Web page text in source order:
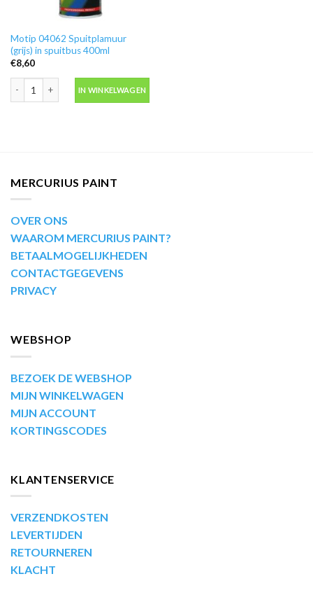
Motip 04062 Spuitplamuur
(grijs) in spuitbus 400ml
€8,60
IN WINKELWAGEN
MERCURIUS PAINT
OVER ONS
WAAROM MERCURIUS PAINT?
BETAALMOGELIJKHEDEN
CONTACTGEGEVENS
PRIVACY
WEBSHOP
BEZOEK DE WEBSHOP
MIJN WINKELWAGEN
MIJN ACCOUNT
KORTINGSCODES
KLANTENSERVICE
VERZENDKOSTEN
LEVERTIJDEN
RETOURNEREN
KLACHT